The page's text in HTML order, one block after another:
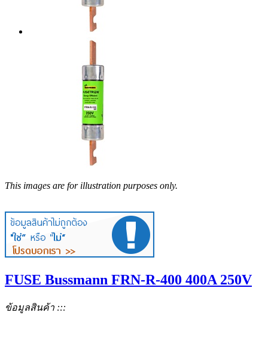
This images are for illustration purposes only.
FUSE Bussmann FRN-R-400 400A 250V
ข้อมูลสินค้า :::